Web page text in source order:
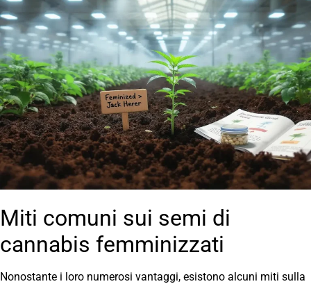
Miti comuni sui semi di
cannabis femminizzati
Nonostante i loro numerosi vantaggi, esistono alcuni miti sulla